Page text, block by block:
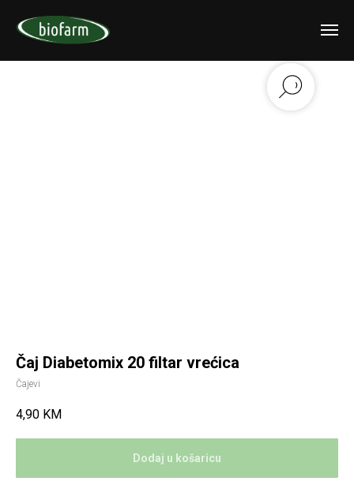
Čaj Diabetomix 20 filtar vrećica
Čajevi
4,90 KM
Dodaj u košaricu